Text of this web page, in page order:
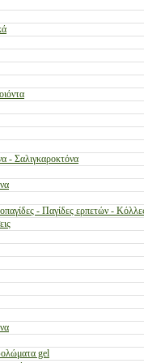
- Σαλιγκαροκτόνα
- Παγίδες ερπετών -
gel